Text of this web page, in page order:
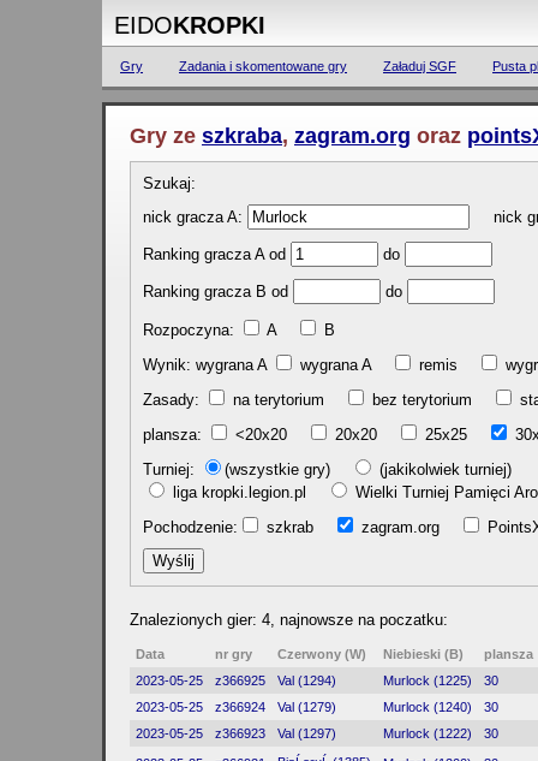
EIDOKROPKI
Gry Zadania i skomentowane gry Załaduj SGF Pusta
Gry ze szkraba, zagram.org oraz
Szukaj:
nick gracza A:
nick
Ranking gracza A od do
Ranking gracza B od do
Rozpoczyna: A
B
Wynik: wygrana A
wygrana A remis
Zasady:
na terytorium bez terytorium
plansza:
<20x20 20x20 25x25
Turniej:
(wszystkie gry)
(jakikolwiek turniej)
liga kropki.legion.pl
Wielki Turniej Pamięci
Pochodzenie:
szkrab zagram.org
Znalezionych gier: 4, najnowsze na poczatku:
Data nr gry Czerwony (W) Niebieski (B)
plansza
2023-05-25
z366925 Val (1294) Murlock (1225)
30
2023-05-25
z366924 Val (1279) Murlock (1240)
30
2023-05-25
z366923 Val (1297) Murlock (1222) 30